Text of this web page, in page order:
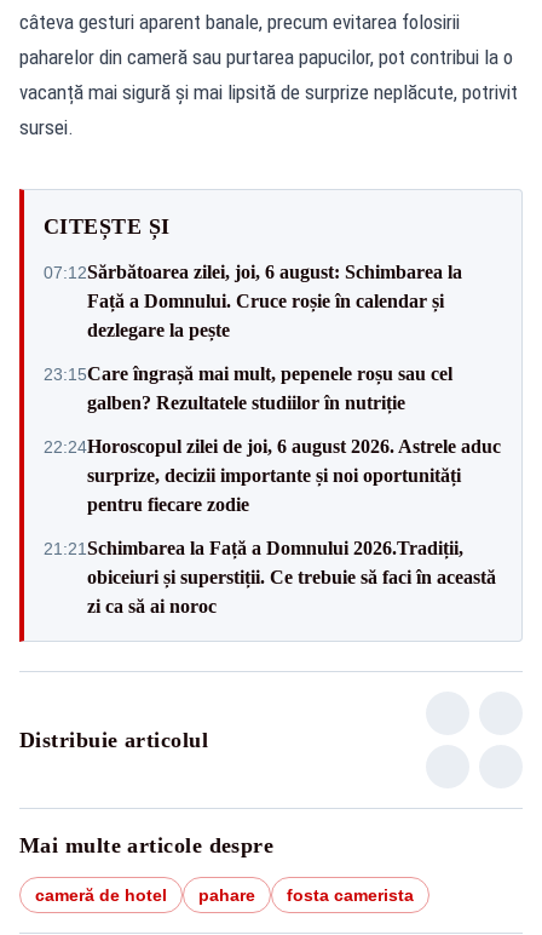
câteva gesturi aparent banale, precum evitarea folosirii
paharelor din cameră sau purtarea papucilor, pot contribui la o
vacanță mai sigură și mai lipsită de surprize neplăcute, potrivit
sursei.
CITEȘTE ȘI
07:12Sărbătoarea zilei, joi, 6 august: Schimbarea la
Față a Domnului. Cruce roșie în calendar și
dezlegare la pește
23:15Care îngrașă mai mult, pepenele roșu sau cel
galben? Rezultatele studiilor în nutriție
22:24Horoscopul zilei de joi, 6 august 2026. Astrele aduc
surprize, decizii importante și noi oportunități
pentru fiecare zodie
21:21Schimbarea la Față a Domnului 2026.Tradiții,
obiceiuri și superstiții. Ce trebuie să faci în această
zi ca să ai noroc
Distribuie articolul
Mai multe articole despre
cameră de hotel pahare fosta camerista